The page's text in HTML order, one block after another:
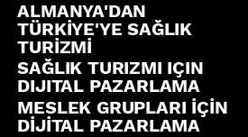
ALMANYA'DAN
TÜRKİYE'YE SAĞLIK
TURİZMİ
SAĞLIK TURIZMI IÇIN
DIJITAL PAZARLAMA
MESLEK GRUPLARI İÇİN
DİJİTAL PAZARLAMA